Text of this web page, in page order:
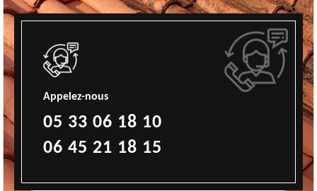
Appelez-nous
05 33 06 18 10
06 45 21 18 15